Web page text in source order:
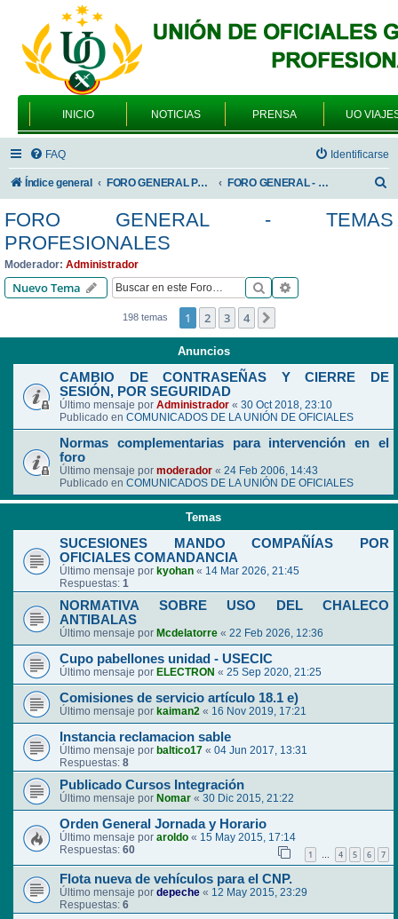
INICIO NOTICIAS PRENSA UO
FAQ Identificarse
Índice general FORO GENERAL PARA TODOS LOS USUARIOS FORO GENERAL - TEMAS PROFESIONALES
s
FORO GENERAL - TEMAS
PROFESIONALES
Moderador: Administrador
Nuevo Tema Buscar
198 temas 1 2 3 4
Anuncios
CAMBIO DE CONTRASEÑAS Y CIERRE DE
SESIÓN, POR SEGURIDAD
Último mensaje por Administrador « 30 Oct 2018, 23:10
Publicado en COMUNICADOS DE LA UNIÓN DE OFICIALES
Normas complementarias para intervención en el
foro
Último mensaje por moderador « 24 Feb 2006, 14:43
Publicado en COMUNICADOS DE LA UNIÓN DE OFICIALES
Temas
SUCESIONES MANDO COMPAÑÍAS POR
OFICIALES COMANDANCIA
Último mensaje por kyohan « 14 Mar 2026, 21:45
Respuestas: 1
NORMATIVA SOBRE USO DEL CHALECO
ANTIBALAS
Último mensaje por Mcdelatorre « 22 Feb 2026, 12:36
Cupo pabellones unidad - USECIC
Último mensaje por ELECTRON « 25 Sep 2020, 21:25
Comisiones de servicio artículo 18.1 e)
Último mensaje por kaiman2 « 16 Nov 2019, 17:21
Instancia reclamacion sable
Último mensaje por baltico17 « 04 Jun 2017, 13:31
Respuestas: 8
Publicado Cursos Integración
Último mensaje por Nomar « 30 Dic 2015, 21:22
Orden General Jornada y Horario
Último mensaje por aroldo « 15 May 2015, 17:14
Respuestas: 60 1 … 4 5 6 7
Flota nueva de vehículos para el CNP.
Último mensaje por depeche « 12 May 2015, 23:29
Respuestas: 6